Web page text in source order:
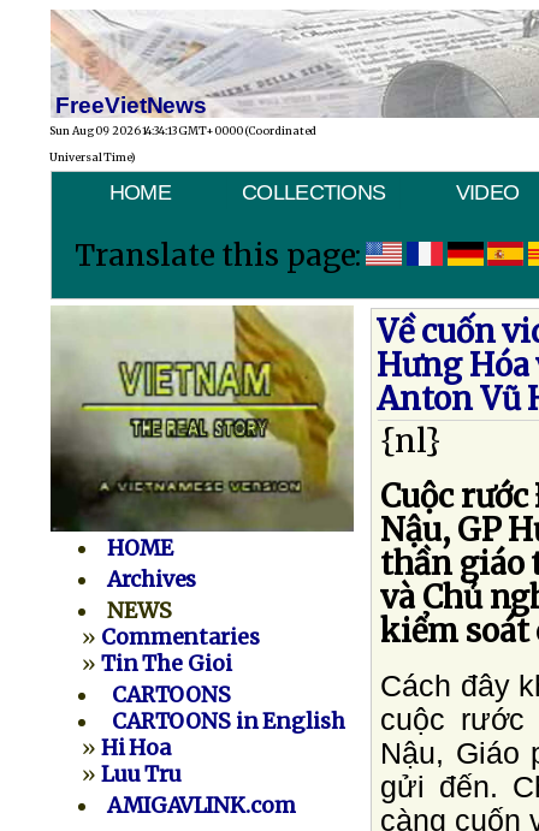
FreeVietNews
Sun Aug 09 2026 14:34:13 GMT+0000 (Coordinated
Universal Time)
HOME COLLECTIONS VIDEO
Translate this page:
HOME
Archives
NEWS
» Commentaries
» Tin The Gioi
CARTOONS
CARTOONS in English
» Hi Hoa
» Luu Tru
AMIGAVLINK.com
Về cuốn
Hưng Hóa
Anton Vũ
{nl}
Cuộc
Nậu, GP
thần giáo
và Chủ
kiểm soát
Cách đây
cuộc rước
Nậu, Giáo
gửi đến.
càng cuốn